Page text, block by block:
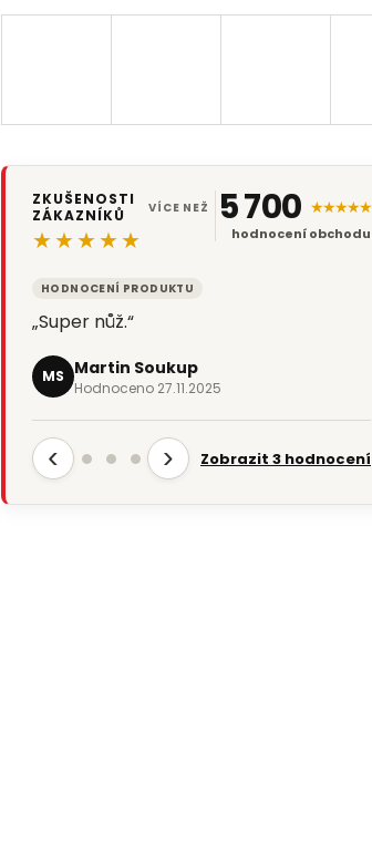
ZKUŠENOSTI
ZÁKAZNÍKŮ
★★★★★
HODNOCENÍ PRODUKTU
„Super nůž.“
MS Martin Soukup
Hodnoceno 27.11.2025
VÍCE NEŽ 5 700 ★★★★★
hodnocení obchodu
‹ › Zobrazit 3 hodnocení